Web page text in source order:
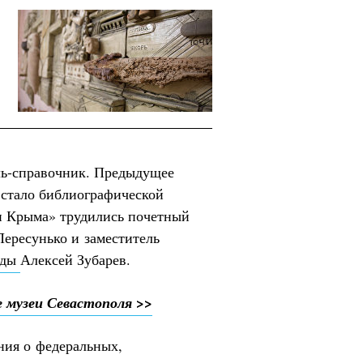
справочник. Предыдущее
библиографической
трудились почетный
и заместитель
Алексей Зубарев.
Севастополя >>
о федеральных,